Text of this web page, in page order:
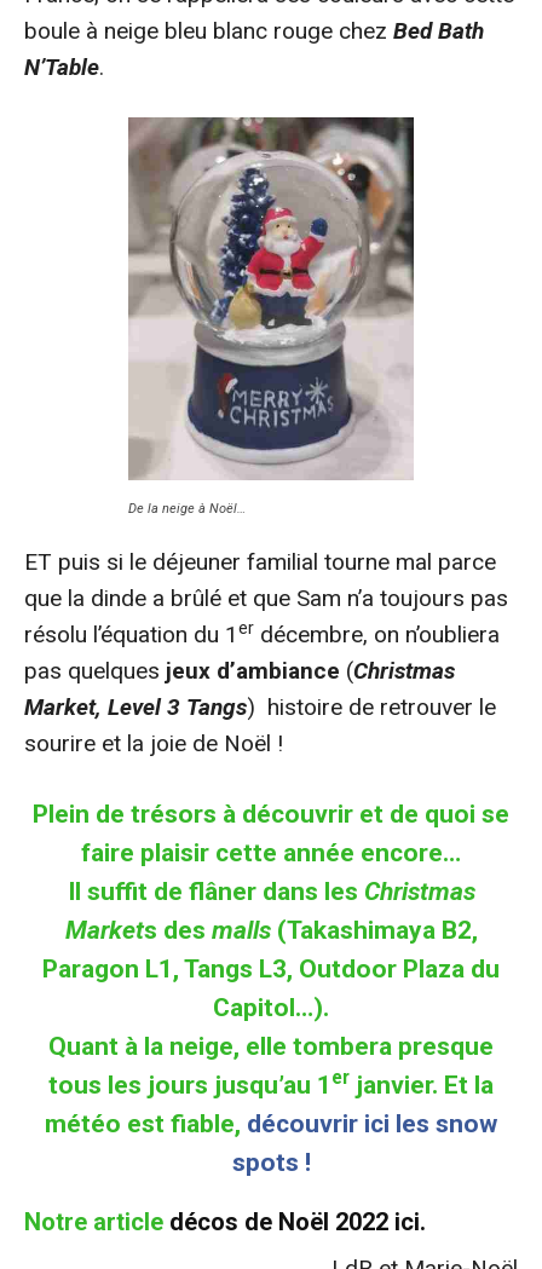
boule à neige bleu blanc rouge chez Bed Bath
N’Table.
De la neige à Noël…
ET puis si le déjeuner familial tourne mal parce
que la dinde a brûlé et que Sam n’a toujours pas
résolu l’équation du 1 er décembre, on n’oubliera
pas quelques jeux d’ambiance (Christmas
Market, Level 3 Tangs) histoire de retrouver le
sourire et la joie de Noël !
Plein de trésors à découvrir et de quoi se
faire plaisir cette année encore…
Il suffit de flâner dans les Christmas
Markets des malls(Takashimaya B2,
Paragon L1, Tangs L3, Outdoor Plaza du
Capitol…).
Quant à la neige, elle tombera presque
tous les jours jusqu’au 1 er janvier. Et la
météo est fiable, découvrir ici les snow
spots !
Notre article décos de Noël 2022 ici.